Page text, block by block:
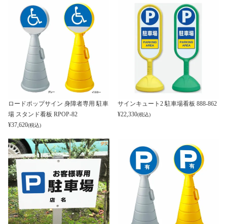
ロードポップサイン 身障者専用 駐車
場 スタンド看板 RPOP-82
¥37,620(税込)
サインキュート2 駐車場看板 888-862
¥22,330(税込)